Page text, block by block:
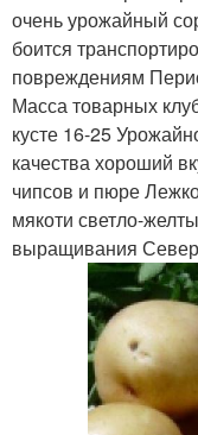
очень урожайный
боится
повреждениям
Масса товарных
кусте 16-25
качества хороший
чипсов и пюре
мякоти светло-
выращивания